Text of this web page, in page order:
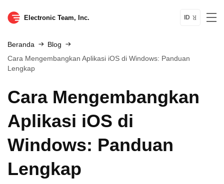
Electronic Team, Inc. ID
Beranda
Blog
Cara Mengembangkan Aplikasi iOS di Windows: Panduan
Lengkap
Cara Mengembangkan
Aplikasi iOS di
Windows: Panduan
Lengkap